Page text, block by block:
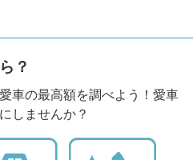
？
車の最高額を調べよう！愛車
しませんか？